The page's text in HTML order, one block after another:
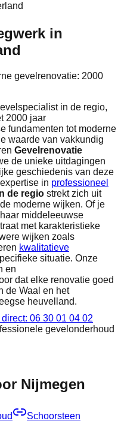
in
gevelrenovatie: 2000
in de regio,
2000 jaar
fundamenten tot moderne
waarde van vakkundig
Gevelrenovatie
de unieke uitdagingen
geschiedenis van deze
in professioneel
de regio strekt zich uit
moderne wijken. Of je
middeleeuwse
met karakteristieke
wijken zoals
kwalitatieve
situatie. Onze
en
dat elke renovatie goed
de Waal en het
heuvelland.
direct: 06 30 01 04 02
Nijmegen
Schoorsteen